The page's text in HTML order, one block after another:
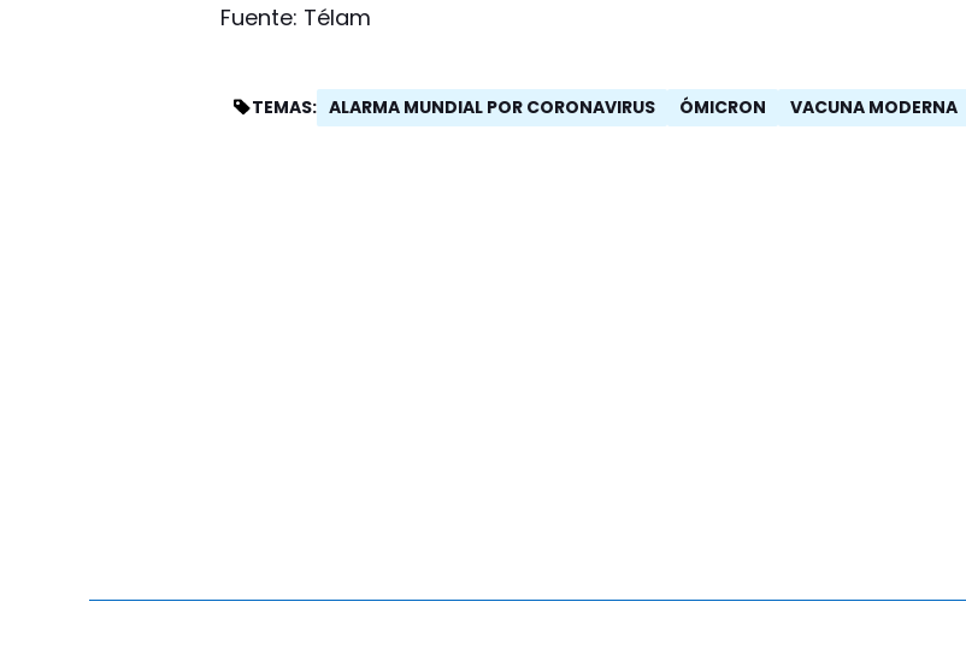
Fuente: Télam
TEMAS: ALARMA MUNDIAL POR CORONAVIRUS ÓMICRON VACUNA MODERNA